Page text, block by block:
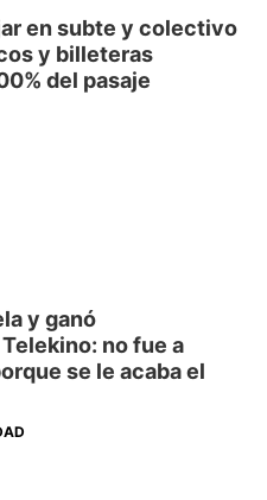
en subte y colectivo
y billeteras
del pasaje
y ganó
no fue a
se le acaba el